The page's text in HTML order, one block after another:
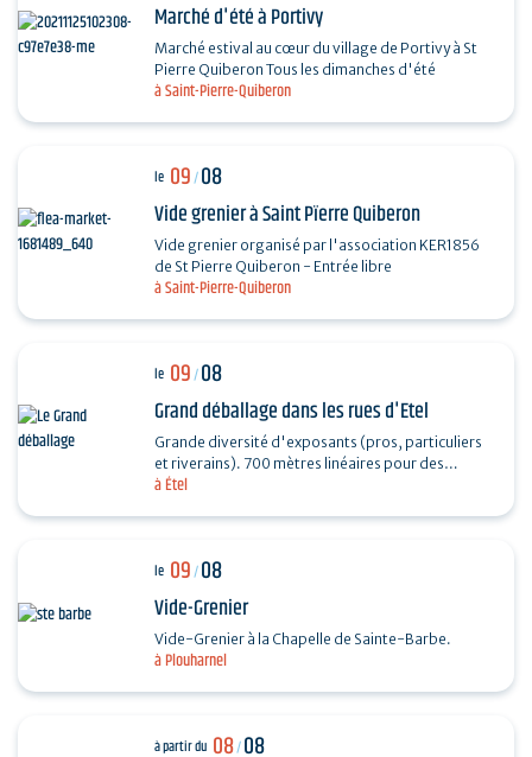
à Saint-Pierre-Quiberon
Marché d'été à Portivy
Marché estival au cœur du village de Portivy à St
Pierre Quiberon Tous les dimanches d'été
à Saint-Pierre-Quiberon
le 09/08
Vide grenier à Saint Pïerre Quiberon
Vide grenier organisé par l'association KER1856
de St Pierre Quiberon - Entrée libre
à Étel
le 09/08
Grand déballage dans les rues d'Etel
Grande diversité d'exposants (pros, particuliers
et riverains). 700 mètres linéaires pour des
exposants particuliers, professionnels et…
à Plouharnel
le 09/08
Vide-Grenier
Vide-Grenier à la Chapelle de Sainte-Barbe.
à partir du 08/08